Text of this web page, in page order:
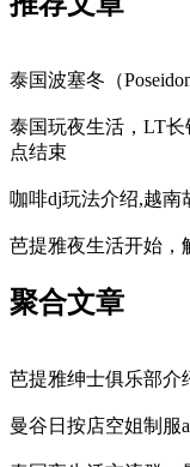
泰国波塞冬（
泰国玩夜生活，LT
点结束
咖啡dj玩法介绍,越南
芭提雅夜生活开始，
聚合文章
芭提雅绅士俱乐部介
曼谷日按店空姐制服